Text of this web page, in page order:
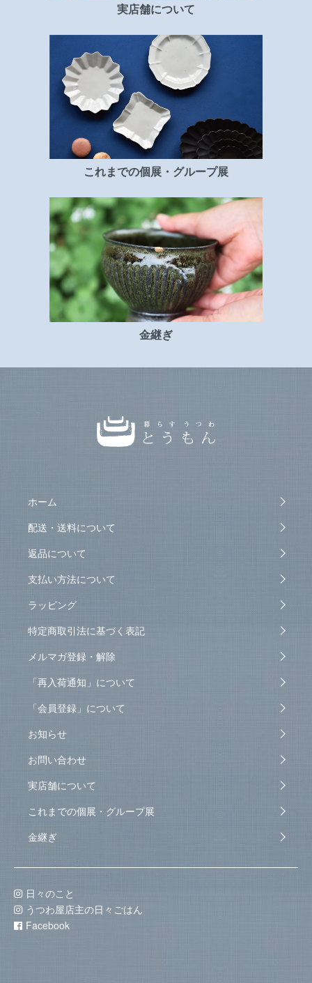
実店舗について
これまでの個展・グループ展
金継ぎ
ホーム
配送・送料について
返品について
支払い方法について
ラッピング
特定商取引法に基づく表記
メルマガ登録・解除
「再入荷通知」について
「会員登録」について
お知らせ
お問い合わせ
実店舗について
これまでの個展・グループ展
金継ぎ
日々のこと
うつわ屋店主の日々ごはん
Facebook